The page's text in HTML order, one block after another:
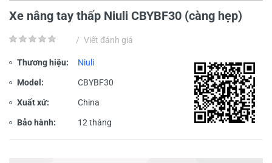
Xe nâng tay thấp Niuli CBYBF30 (càng hẹp)
/ Viết đánh giá
Thương hiệu: Niuli
Model: CBYBF30
Xuất xứ: China
Bảo hành: 12 tháng